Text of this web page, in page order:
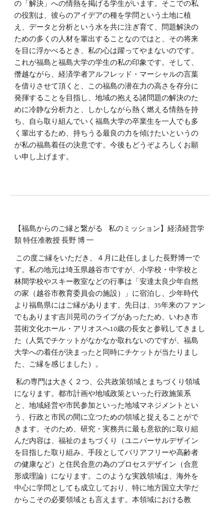
の「解決」への情熱を掲げる学生がいます。そこでの私
の役割は、彼らのアイデアの種を学問という土地に植
え、データと分析という水を共に注ぎ育て、問題解決の
ための多くの人材を輩出することなのではと、その将来
を目に浮かべるとき、私の心は躍ってやまないのです。
これが福島と福島大学の学生の私の印象です。そして、
僭越ながら、経済学者アルフレッド・マーシャルの言葉
を借りさせて頂くと、この福島の潜在力の高さを存分に
発揮することを目指し、地域の抱える諸問題の解決のた
めに冷静な分析力と、しかしながら熱く燃える情熱を持
ち、自ら取り組んでいく福島大学の卒業生を一人でも多
く輩出するため、持ちうる最良の力を傾けたいというの
が私の福島着任の決意です。今後もどうぞよろしくお願
い申し上げます。
【福島からのご縁と繋がる 私のミッション】経済経営学
類 特任准教授 長野 博 一
この度ご縁をいただき、４月に赴任しました長野博一で
す。私の地元は埼玉県越谷市ですが、小学校・中学校と
林間学校やスキー教室などの行事は「安達太良少年自然
の家（越谷市教育委員会の施設）」に宿泊し、少年時代
より福島県にはご縁があります。先日は、35年来のファン
でもあります吉川晃司のライブがあったため、いわき市
芸術文化ホール・アリオスへ10歳の長女と参戦してきまし
た（人気でチケットがなかなか取れないのですが、福島
大学への着任が決まったと同時にチケットが当たりまし
た、ご縁を感じました）。
私の専門は大きく２つ、公共政策領域とまちづくり領域
になります。都市計画や地域政策といった行政施策系
と、地域経営や市民参加といった地域マネジメントとい
う、行政と市民の間に立つための領域と捉えることがで
きます。そのため、研究・実務共に最も意欲的に取り組
んだ内容は、福祉のまちづくり（ユニバーサルデザイン
を目指した取り組み、手段としてバリアフリーや高齢者
の健康など）と住民合意の為のプロセスデザイン（合意
形成理論）になります。このような実践領域は、海外を
中心に学問としても成立しており、特に地方国立大学だ
からこその必要領域とも言えます。本領域における教